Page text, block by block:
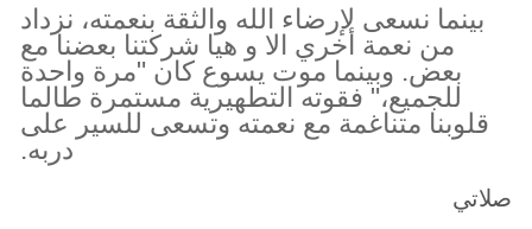
بينما نسعى لإرضاء الله والثقة بنعمته، نزداد
من نعمة أخري الا و هيا شركتنا بعضنا مع
بعض. وبينما موت يسوع كان "مرة واحدة
للجميع،" فقوته التطهيرية مستمرة طالما
قلوبنا متناغمة مع نعمته وتسعى للسير على
دربه.
صلاتي